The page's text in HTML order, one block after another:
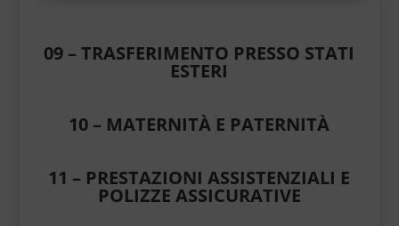
09 – TRASFERIMENTO PRESSO STATI
ESTERI
10 – MATERNITÀ E PATERNITÀ
11 – PRESTAZIONI ASSISTENZIALI E
POLIZZE ASSICURATIVE